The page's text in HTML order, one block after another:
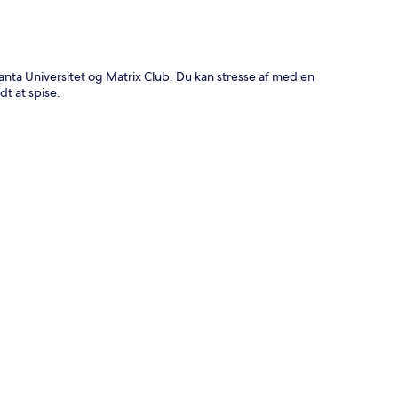
Universitet og Matrix Club. Du kan stresse af med en
at spise.